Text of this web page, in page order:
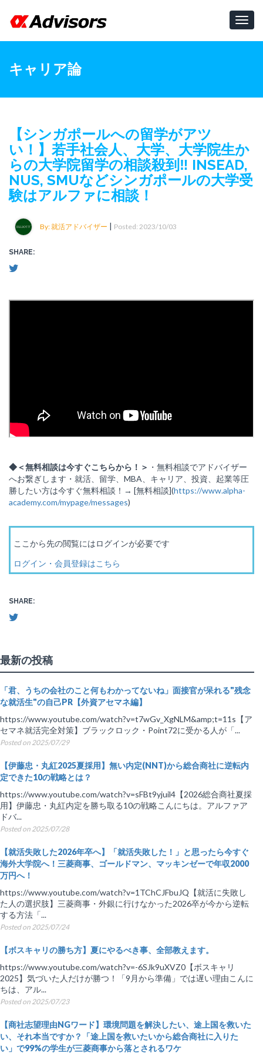
キャリア論
【シンガポールへの留学がアツ
い！】若手社会人、大学、大学院生か
らの大学院留学の相談殺到‼️ INSEAD,
NUS, SMUなどシンガポールの大学受
験はアルファに相談！
By: 就活アドバイザー | Posted: 2023/10/03
SHARE:
◆＜無料相談は今すぐこちらから！＞ ・無料相談でアドバイザー
へお繋ぎします・就活、留学、MBA、キャリア、投資、起業等圧
勝したい方は今すぐ無料相談！→ [無料相談](https://www.alpha-
academy.com/mypage/messages)
ここから先の閲覧にはログインが必要です
ログイン・会員登録はこちら
SHARE:
最新の投稿
「君、うちの会社のこと何もわかってないね」面接官が呆れる"残念
な就活生"の自己PR【外資アセマネ編】
https://www.youtube.com/watch?v=t7wGv_XgNLM&amp;t=11s【ア
セマネ就活完全対策】ブラックロック・Point72に受かる人が「...
Posted on 2025/07/29
【伊藤忠・丸紅2025夏採用】無い内定(NNT)から総合商社に逆転内
定できた10の戦略とは？
https://www.youtube.com/watch?v=sFBt9yjuil4【2026総合商社夏採
用】伊藤忠・丸紅内定を勝ち取る10の戦略こんにちは。アルファア
ドバ...
Posted on 2025/07/28
【就活失敗した2026年卒へ】「就活失敗した！」と思ったら今すぐ
海外大学院へ！三菱商事、ゴールドマン、マッキンゼーで年収2000
万円へ！
https://www.youtube.com/watch?v=1TChCJFbuJQ【就活に失敗し
た人の選択肢】三菱商事・外銀に行けなかった2026卒が今から逆転
する方法「...
Posted on 2025/07/24
【ボスキャリの勝ち方】夏にやるべき事、全部教えます。
https://www.youtube.com/watch?v=-6SJk9uXVZ0【ボスキャリ
2025】気づいた人だけが勝つ！「9月から準備」では遅い理由こんに
ちは、アル...
Posted on 2025/07/23
【商社志望理由NGワード】環境問題を解決したい、途上国を救いた
い、それ本当ですか？「途上国を救いたいから総合商社に入りた
い」で99%の学生が三菱商事から落とされるワケ